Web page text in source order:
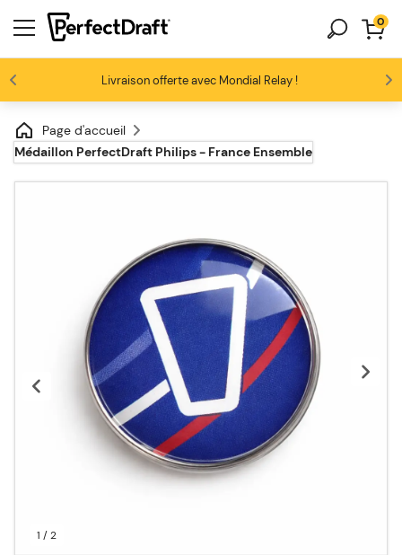
Livraison offerte avec Mondial Relay !
Profitez de -10% dès 3 fûts unitaires
Les amateurs de bière nous adorent
0
Page d'accueil
Médaillon PerfectDraft Philips - France Ensemble
1 / 2